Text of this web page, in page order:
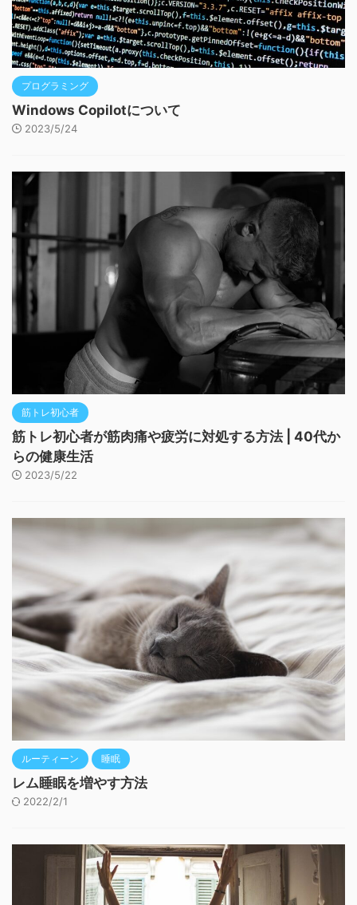
プログラミング
Windows Copilotについて
2023/5/24
筋トレ初心者
筋トレ初心者が筋肉痛や疲労に対処する方法 | 40代か
らの健康生活
2023/5/22
ルーティーン 睡眠
レム睡眠を増やす方法
2022/2/1